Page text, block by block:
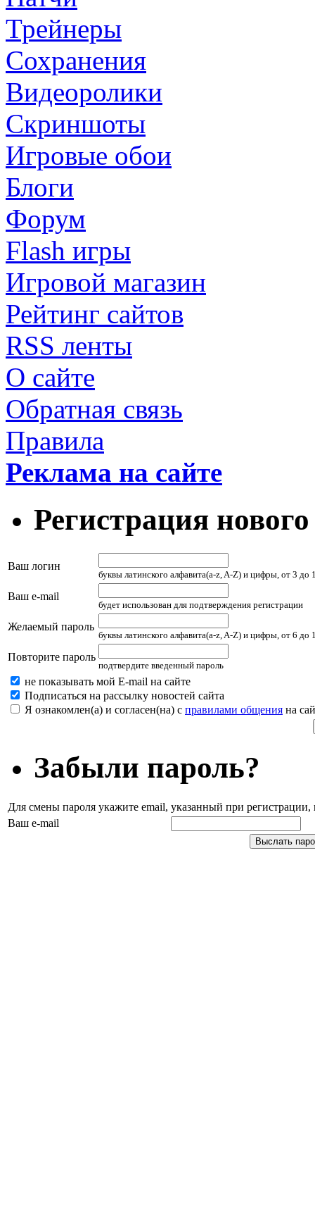
Трейнеры
Сохранения
Видеоролики
Скриншоты
Игровые обои
Блоги
Форум
Flash игры
Игровой магазин
Рейтинг сайтов
RSS ленты
О сайте
Обратная связь
Правила
Реклама на сайте
Регистрация
Ваш логин
буквы латинского алфавита(a-z, A-Z) и цифры, от 3 до
Ваш e-mail
будет использован для подтверждения регистрации
Желаемый пароль
буквы латинского алфавита(a-z, A-Z) и цифры, от 6 до
Повторите пароль
подтвердите введенный пароль
не показывать мой E-mail на сайте
Подписаться на рассылку новостей сайта
Я ознакомлен(а) и согласен(на) с правилами общения на
Забыли пароль?
Для смены пароля укажите email, указанный при
Ваш e-mail